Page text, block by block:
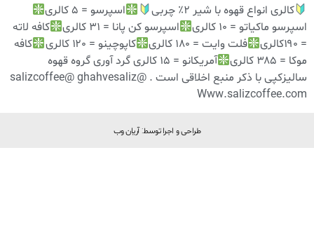
کالری انواع قهوه با شیر ۲٪ چربی
اسپرسو = ۵ کالری
اسپرسو ماکیاتو = ۱۰ کالری
اسپرسو کن پانا = ۳۱ کالری
کافه لاته
= ۱۹۰کالری
فلت وایت = ۱۸۰ کالری کاپوچینو = ۱۲۰ کالری
کافه
موکا = ۳۸۵ کالری
آمریکانو = ۱۵ کالری گرد آوری گروه قهوه
سالیزکپی با ذکر منبع اخلاقی است . ‏@ghahvesaliz ‏@salizcoffee
طراحی و اجرا توسط: آریان وب